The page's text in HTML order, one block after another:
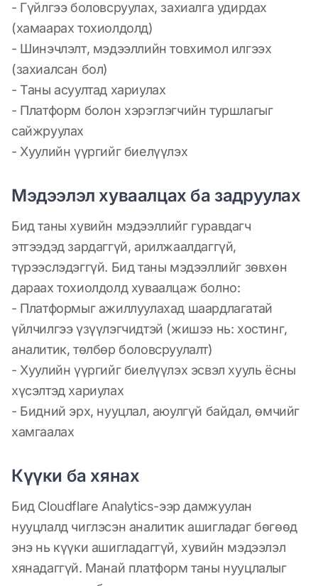
- Гүйлгээ боловсруулах, захиалга удирдах
(хамаарах тохиолдолд)
- Шинэчлэлт, мэдээллийн товхимол илгээх
(захиалсан бол)
- Таны асуултад хариулах
- Платформ болон хэрэглэгчийн туршлагыг
сайжруулах
- Хуулийн үүргийг биелүүлэх
Мэдээлэл хуваалцах ба задруулах
Бид таны хувийн мэдээллийг гуравдагч
этгээдэд зардаггүй, арилжаалдаггүй,
түрээслэдэггүй. Бид таны мэдээллийг зөвхөн
дараах тохиолдолд хуваалцаж болно:
- Платформыг ажиллуулахад шаардлагатай
үйлчилгээ үзүүлэгчидтэй (жишээ нь: хостинг,
аналитик, төлбөр боловсруулалт)
- Хуулийн үүргийг биелүүлэх эсвэл хууль ёсны
хүсэлтэд хариулах
- Бидний эрх, нууцлал, аюулгүй байдал, өмчийг
хамгаалах
Күүки ба хянах
Бид Cloudflare Analytics-ээр дамжуулан
нууцлалд чиглэсэн аналитик ашигладаг бөгөөд
энэ нь күүки ашигладаггүй, хувийн мэдээлэл
хянадаггүй. Манай платформ таны нууцлалыг